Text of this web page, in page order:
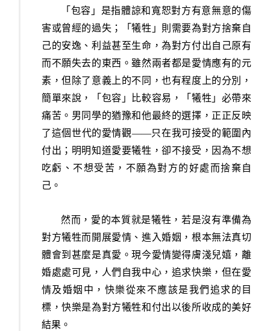
「包容」是指體諒和寬恕對方有意無意的傷
害或曾經的過失；「犧牲」則需要為對方捨棄自
己的安逸、利益甚至生命，為對方付出自己原有
而不願失去的東西。雖然兩者都是愛情應有的元
素，但除了意義上的不同，也有程度上的分別，
簡單來說，「包容」比較容易，「犧牲」必帶來
痛苦。男同學的猶豫和他最終的選擇，正正反映
了這個世代的愛情觀——只在我可接受的範圍內
付出；明明知道愛要犧牲，卻不接受，因為不想
吃虧、不想受苦，不願為對方的好處而捨棄自
己。
然而，愛的本質就是犧牲，若是沒有準備為
對方犧牲而開展愛情、進入婚姻，根本無法真切
體會到甚麼是真愛。現今愛情變得膚淺兒嬉，離
婚處處可見，人們自我中心，追求快樂，但在愛
情及婚姻中，快樂從來不應該是我們追求的目
標，快樂是為對方犧牲和付出以後所收成的美好
結果。